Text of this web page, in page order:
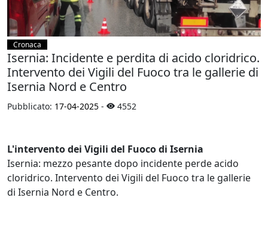
Cronaca
Isernia: Incidente e perdita di acido cloridrico.
Intervento dei Vigili del Fuoco tra le gallerie di
Isernia Nord e Centro
Pubblicato: 17-04-2025 - 4552
L'intervento dei Vigili del Fuoco di Isernia
Isernia: mezzo pesante dopo incidente perde acido
cloridrico. Intervento dei Vigili del Fuoco tra le gallerie
di Isernia Nord e Centro.